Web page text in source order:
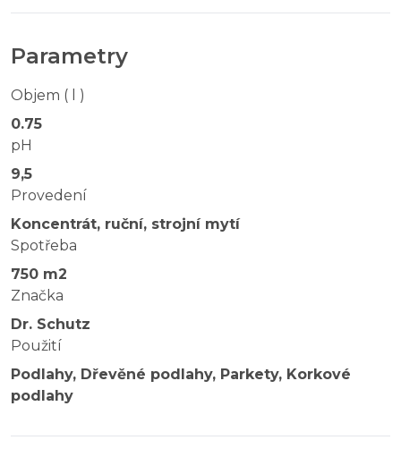
Parametry
Objem ( l )
0.75
pH
9,5
Provedení
Koncentrát, ruční, strojní mytí
Spotřeba
750 m2
Značka
Dr. Schutz
Použití
Podlahy, Dřevěné podlahy, Parkety, Korkové
podlahy